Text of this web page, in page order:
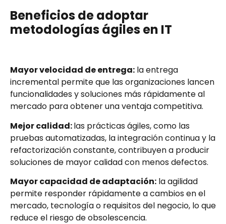
Beneficios de adoptar
metodologías ágiles en IT
Mayor velocidad de entrega: la entrega
incremental permite que las organizaciones lancen
funcionalidades y soluciones más rápidamente al
mercado para obtener una ventaja competitiva.
Mejor calidad:las prácticas ágiles, como las
pruebas automatizadas, la integración continua y la
refactorización constante, contribuyen a producir
soluciones de mayor calidad con menos defectos.
Mayor capacidad de adaptación: la agilidad
permite responder rápidamente a cambios en el
mercado, tecnología o requisitos del negocio, lo que
reduce el riesgo de obsolescencia.